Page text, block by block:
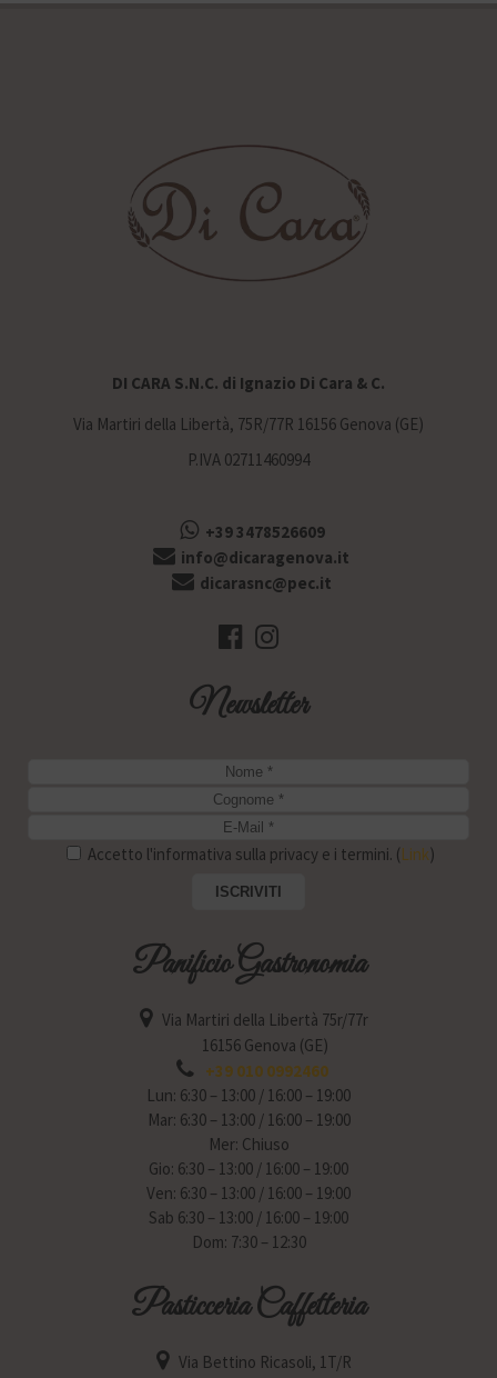
DI CARA S.N.C. di Ignazio Di Cara & C.
Via Martiri della Libertà, 75R/77R 16156 Genova (GE)
P.IVA 02711460994
+39 3478526609
info@dicaragenova.it
dicarasnc@pec.it
Newsletter
Accetto l'informativa sulla privacy e i termini. (Link)
Panificio Gastronomia
Via Martiri della Libertà 75r/77r
16156 Genova (GE)
+39 010 0992460
Lun: 6:30 – 13:00 / 16:00 – 19:00
Mar: 6:30 – 13:00 / 16:00 – 19:00
Mer: Chiuso
Gio: 6:30 – 13:00 / 16:00 – 19:00
Ven: 6:30 – 13:00 / 16:00 – 19:00
Sab 6:30 – 13:00 / 16:00 – 19:00
Dom: 7:30 – 12:30
Pasticceria Caffetteria
Via Bettino Ricasoli, 1T/R